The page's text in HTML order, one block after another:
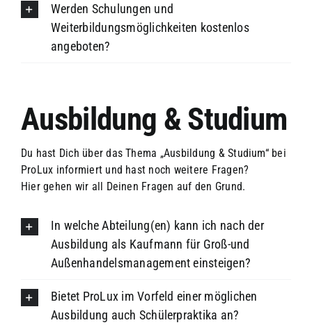
Werden Schulungen und
Weiterbildungsmöglichkeiten kostenlos
angeboten?
Ausbildung & Studium
Du hast Dich über das Thema „Ausbildung & Studium“ bei
ProLux informiert und hast noch weitere Fragen?
Hier gehen wir all Deinen Fragen auf den Grund.
In welche Abteilung(en) kann ich nach der
Ausbildung als Kaufmann für Groß-und
Außenhandelsmanagement einsteigen?
Bietet ProLux im Vorfeld einer möglichen
Ausbildung auch Schülerpraktika an?